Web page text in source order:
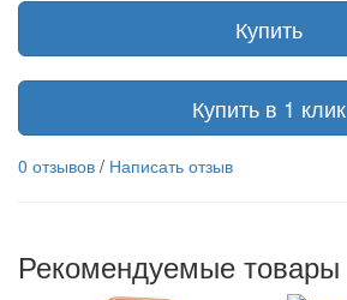
Купить
Купить в 1 клик
0 отзывов / Написать отзыв
Рекомендуемые товары